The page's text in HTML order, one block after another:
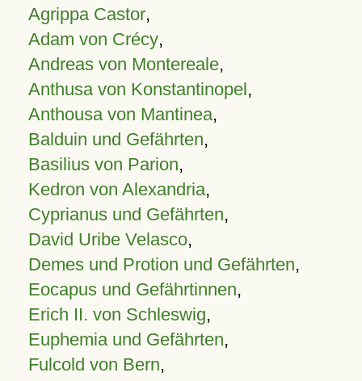
Agrippa Castor,
Adam von Crécy,
Andreas von Montereale,
Anthusa von Konstantinopel,
Anthousa von Mantinea,
Balduin und Gefährten,
Basilius von Parion,
Kedron von Alexandria,
Cyprianus und Gefährten,
David Uribe Velasco,
Demes und Protion und Gefährten,
Eocapus und Gefährtinnen,
Erich II. von Schleswig,
Euphemia und Gefährten,
Fulcold von Bern,